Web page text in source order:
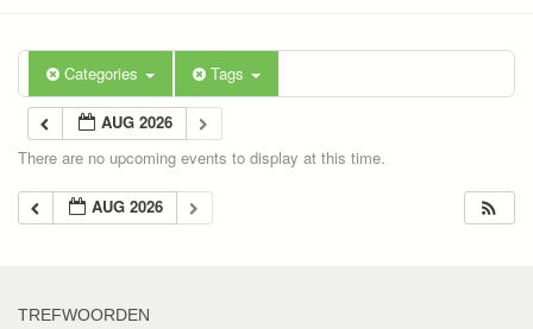
Categories Tags
AUG 2026
There are no upcoming events to display at this time.
AUG 2026
TREFWOORDEN